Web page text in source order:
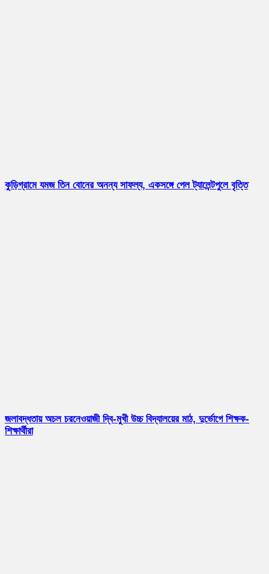
কুড়িগ্রামে যমজ তিন বোনের অনন্য সাফল্য, একসঙ্গে পেল ট্যালেন্টপুলে বৃত্তি
জলাবদ্ধতায় অচল চরনেওয়াজী দ্বি-মুখী উচ্চ বিদ্যালয়ের মাঠ, দুর্ভোগে শিক্ষক-
শিক্ষার্থীরা